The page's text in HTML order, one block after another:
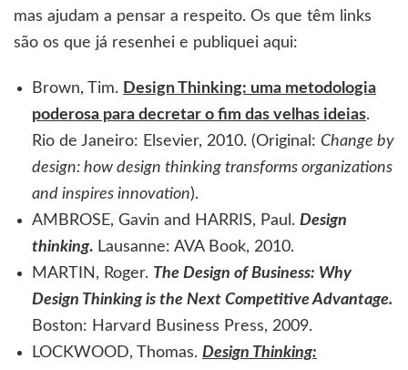
mas ajudam a pensar a respeito. Os que têm links
são os que já resenhei e publiquei aqui:
Brown, Tim. Design Thinking: uma metodologia
poderosa para decretar o fim das velhas ideias.
Rio de Janeiro: Elsevier, 2010. (Original: Change by
design: how design thinking transforms organizations
and inspires innovation).
AMBROSE, Gavin and HARRIS, Paul. Design
thinking. Lausanne: AVA Book, 2010.
MARTIN, Roger. The Design of Business: Why
Design Thinking is the Next Competitive Advantage.
Boston: Harvard Business Press, 2009.
LOCKWOOD, Thomas. Design Thinking: